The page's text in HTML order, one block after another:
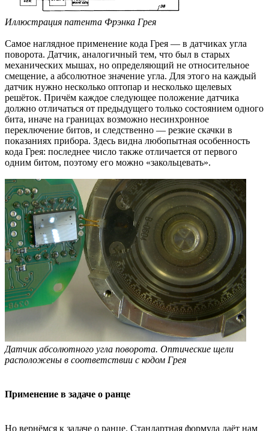
Иллюстрация патента Фрэнка Грея
Самое наглядное применение кода Грея — в датчиках угла
поворота. Датчик, аналогичный тем, что был в старых
механических мышах, но определяющий не относительное
смещение, а абсолютное значение угла. Для этого на каждый
датчик нужно несколько оптопар и несколько щелевых
решёток. Причём каждое следующее положение датчика
должно отличаться от предыдущего только состоянием одного
бита, иначе на границах возможно несинхронное
переключение битов, и следственно — резкие скачки в
показаниях прибора. Здесь видна любопытная особенность
кода Грея: последнее число также отличается от первого
одним битом, поэтому его можно «закольцевать».
Датчик абсолютного угла поворота. Оптические щели
расположены в соответствии с кодом Грея
Применение в задаче о ранце
Но вернёмся к задаче о ранце. Стандартная формула даёт нам